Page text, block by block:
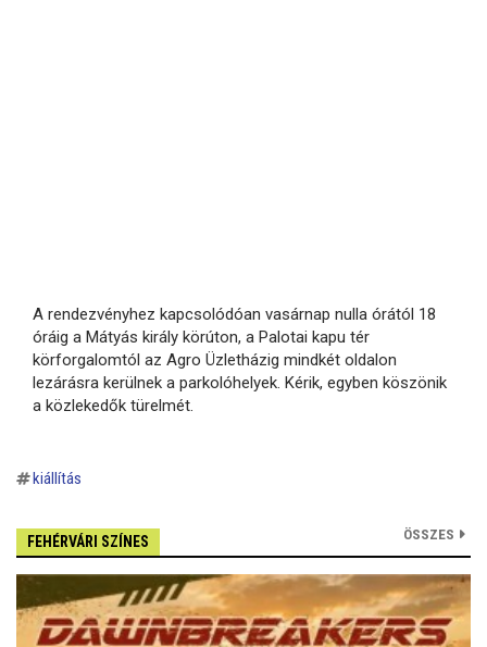
A rendezvényhez kapcsolódóan vasárnap nulla órától 18
óráig a Mátyás király körúton, a Palotai kapu tér
körforgalomtól az Agro Üzletházig mindkét oldalon
lezárásra kerülnek a parkolóhelyek. Kérik, egyben köszönik
a közlekedők türelmét.
kiállítás
FEHÉRVÁRI SZÍNES ÖSSZES